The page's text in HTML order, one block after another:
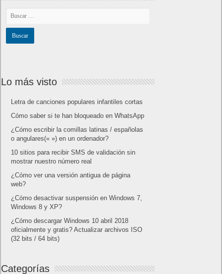
Lo más visto
Letra de canciones populares infantiles cortas
Cómo saber si te han bloqueado en WhatsApp
¿Cómo escribir la comillas latinas / españolas
o angulares(« ») en un ordenador?
10 sitios para recibir SMS de validación sin
mostrar nuestro número real
¿Cómo ver una versión antigua de página
web?
¿Cómo desactivar suspensión en Windows 7,
Windows 8 y XP?
¿Cómo descargar Windows 10 abril 2018
oficialmente y gratis? Actualizar archivos ISO
(32 bits / 64 bits)
Categorías